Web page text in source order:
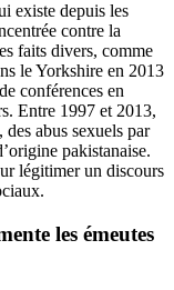
existe depuis les
contre la
faits divers, comme
le Yorkshire en 2013
conférences en
Entre 1997 et 2013,
abus sexuels par
pakistanaise.
légitimer un discours
les émeutes